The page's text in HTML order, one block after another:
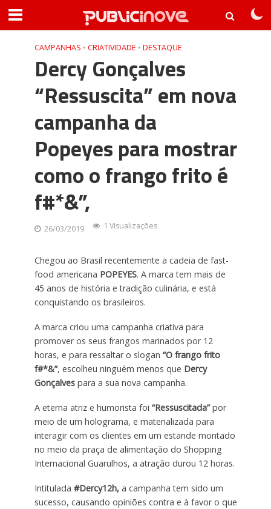
CAMPANHAS • CRIATIVIDADE • DESTAQUE
Dercy Gonçalves
“Ressuscita” em nova
campanha da
Popeyes para mostrar
como o frango frito é
f#*&”,
26/03/2019 1 Visualizações
Chegou ao Brasil recentemente a cadeia de fast-
food americana POPEYES. A marca tem mais de
45 anos de história e tradição culinária, e está
conquistando os brasileiros.
A marca criou uma campanha criativa para
promover os seus frangos marinados por 12
horas, e para ressaltar o slogan “O frango frito
f#*&”, escolheu ninguém menos que Dercy
Gonçalvespara a sua nova campanha.
A eterna atriz e humorista foi “Ressuscitada”por
meio de um holograma, e materializada para
interagir com os clientes em um estande montado
no meio da praça de alimentação do Shopping
Internacional Guarulhos, a atração durou 12 horas.
Intitulada #Dercy12h, a campanha tem sido um
sucesso, causando opiniões contra e à favor o que